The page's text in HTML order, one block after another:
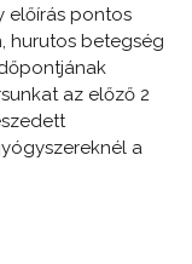
előírás pontos
hurutos betegség
az előző 2
a